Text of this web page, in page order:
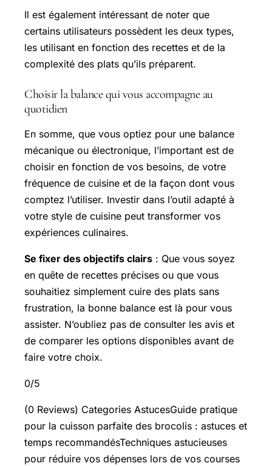
Il est également intéressant de noter que
certains utilisateurs possèdent les deux types,
les utilisant en fonction des recettes et de la
complexité des plats qu’ils préparent.
Choisir la balance qui vous accompagne au
quotidien
En somme, que vous optiez pour une balance
mécanique ou électronique, l’important est de
choisir en fonction de vos besoins, de votre
fréquence de cuisine et de la façon dont vous
comptez l’utiliser. Investir dans l’outil adapté à
votre style de cuisine peut transformer vos
expériences culinaires.
Se fixer des objectifs clairs : Que vous soyez
en quête de recettes précises ou que vous
souhaitiez simplement cuire des plats sans
frustration, la bonne balance est là pour vous
assister. N’oubliez pas de consulter les avis et
de comparer les options disponibles avant de
faire votre choix.
0/5
(0 Reviews) Categories AstucesGuide pratique
pour la cuisson parfaite des brocolis : astuces et
temps recommandésTechniques astucieuses
pour réduire vos dépenses lors de vos courses